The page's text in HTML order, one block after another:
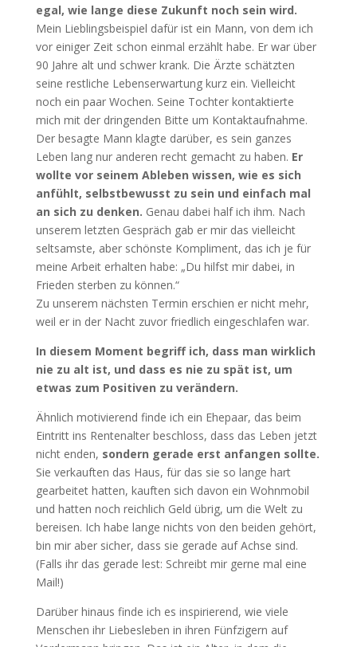
egal, wie lange diese Zukunft noch sein wird.
Mein Lieblingsbeispiel dafür ist ein Mann, von dem ich
vor einiger Zeit schon einmal erzählt habe. Er war über
90 Jahre alt und schwer krank. Die Ärzte schätzten
seine restliche Lebenserwartung kurz ein. Vielleicht
noch ein paar Wochen. Seine Tochter kontaktierte
mich mit der dringenden Bitte um Kontaktaufnahme.
Der besagte Mann klagte darüber, es sein ganzes
Leben lang nur anderen recht gemacht zu haben. Er
wollte vor seinem Ableben wissen, wie es sich
anfühlt, selbstbewusst zu sein und einfach mal
an sich zu denken. Genau dabei half ich ihm. Nach
unserem letzten Gespräch gab er mir das vielleicht
seltsamste, aber schönste Kompliment, das ich je für
meine Arbeit erhalten habe: „Du hilfst mir dabei, in
Frieden sterben zu können.“
Zu unserem nächsten Termin erschien er nicht mehr,
weil er in der Nacht zuvor friedlich eingeschlafen war.
In diesem Moment begriff ich, dass man wirklich
nie zu alt ist, und dass es nie zu spät ist, um
etwas zum Positiven zu verändern.
Ähnlich motivierend finde ich ein Ehepaar, das beim
Eintritt ins Rentenalter beschloss, dass das Leben jetzt
nicht enden, sondern gerade erst anfangen sollte.
Sie verkauften das Haus, für das sie so lange hart
gearbeitet hatten, kauften sich davon ein Wohnmobil
und hatten noch reichlich Geld übrig, um die Welt zu
bereisen. Ich habe lange nichts von den beiden gehört,
bin mir aber sicher, dass sie gerade auf Achse sind.
(Falls ihr das gerade lest: Schreibt mir gerne mal eine
Mail!)
Darüber hinaus finde ich es inspirierend, wie viele
Menschen ihr Liebesleben in ihren Fünfzigern auf